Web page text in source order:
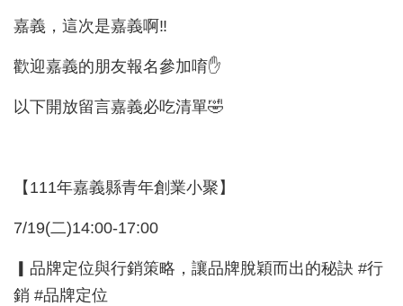
嘉義，這次是嘉義啊‼️
歡迎嘉義的朋友報名參加唷✋
以下開放留言嘉義必吃清單🤣
【111年嘉義縣青年創業小聚】
7/19(二)14:00-17:00
▎品牌定位與行銷策略，讓品牌脫穎而出的秘訣 #行
銷 #品牌定位